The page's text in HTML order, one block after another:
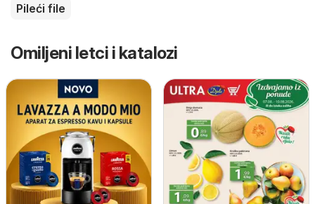
Pileći file
Omiljeni letci i katalozi